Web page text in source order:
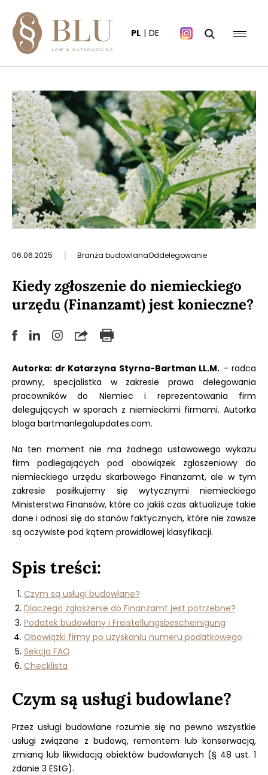
PL DE
06.06.2025 | Branża budowlanaOddelegowanie
Kiedy zgłoszenie do niemieckiego
urzędu (Finanzamt) jest konieczne?
Autorka: dr Katarzyna Styrna-Bartman LL.M. – radca
prawny, specjalistka w zakresie prawa delegowania
pracowników do Niemiec i reprezentowania firm
delegujących w sporach z niemieckimi firmami. Autorka
bloga bartmanlegalupdates.com.
Na ten moment nie ma żadnego ustawowego wykazu
firm podlegających pod obowiązek zgłoszeniowy do
niemieckiego urzędu skarbowego Finanzamt, ale w tym
zakresie posiłkujemy się wytycznymi niemieckiego
Ministerstwa Finansów, które co jakiś czas aktualizuje takie
dane i odnosi się do stanów faktycznych, które nie zawsze
są oczywiste pod kątem prawidłowej klasyfikacji.
Spis treści:
Czym są usługi budowlane?
Dlaczego zgłoszenie do Finanzamt jest potrzebne?
Podatek budowlany i Freistellungsbescheinigung
Obowiązki firmy po uzyskaniu numeru podatkowego
Sekcja FAQ
Checklista
Czym są usługi budowlane?
Przez usługi budowlane rozumie się na pewno wszystkie
usługi związane z budową, remontem lub konserwacją,
zmianą lub likwidacją obiektów budowlanych (§ 48 ust. 1
zdanie 3 EStG).